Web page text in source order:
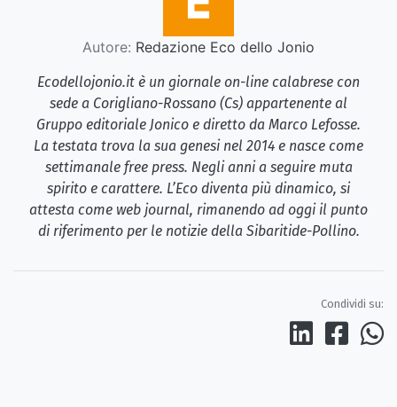
Autore: Redazione Eco dello Jonio
Ecodellojonio.it è un giornale on-line calabrese con
sede a Corigliano-Rossano (Cs) appartenente al
Gruppo editoriale Jonico e diretto da Marco Lefosse.
La testata trova la sua genesi nel 2014 e nasce come
settimanale free press. Negli anni a seguire muta
spirito e carattere. L’Eco diventa più dinamico, si
attesta come web journal, rimanendo ad oggi il punto
di riferimento per le notizie della Sibaritide-Pollino.
Condividi su: